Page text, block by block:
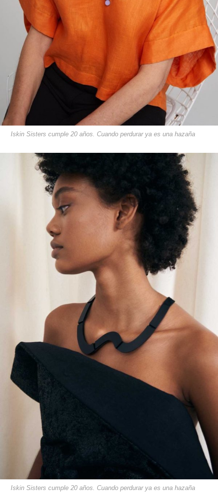
Iskin Sisters cumple 20 años. Cuando perdurar ya es una hazaña
Iskin Sisters cumple 20 años. Cuando perdurar ya es una hazaña